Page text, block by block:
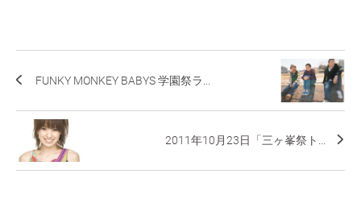
FUNKY MONKEY BABYS 学園祭ラ...
2011年10月23日「三ヶ峯祭ト...